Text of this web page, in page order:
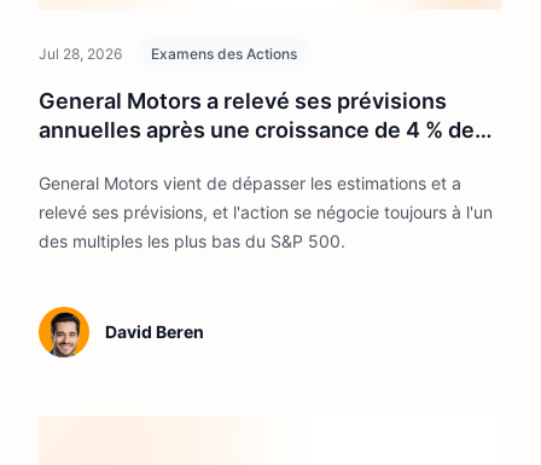
Jul 28, 2026 Examens des Actions
General Motors a relevé ses prévisions
annuelles après une croissance de 4 % de
bon marché à 6 fois les bénéfices ?
General Motors vient de dépasser les estimations et a
relevé ses prévisions, et l'action se négocie toujours à l'un
des multiples les plus bas du S&P 500.
David Beren